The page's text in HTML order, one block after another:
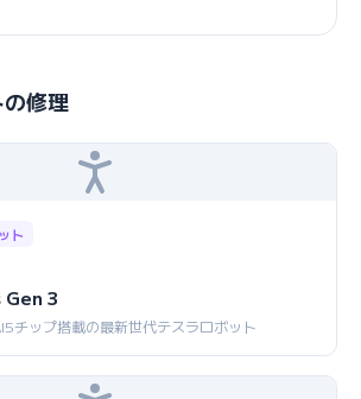
修理
ト
3
チップ搭載の最新世代テスラロボット